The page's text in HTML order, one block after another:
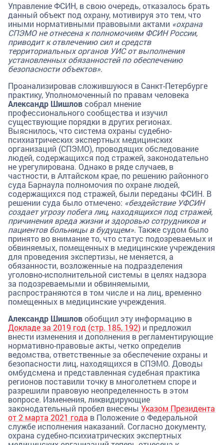
Управление ФСИН, в свою очередь, отказалось брать
данный объект под охрану, мотивируя это тем, что
иными нормативными правовыми актами «охрана
СПЭМО не отнесена к полномочиям ФСИН России,
приводит к отвлечению сил и средств
территориальных органов УИС от выполнения
установленных обязанностей по обеспечению
безопасности объектов».
Проанализировав сложившуюся в Санкт-Петербурге
практику, Уполномоченный по правам человека
Александр Шишловсобрал мнение
профессионального сообщества и изучил
существующие порядки в других регионах.
Выяснилось, что система охраны судебно-
психиатрических экспертных медицинских
организаций (СПЭМО), проводящих обследование
людей, содержащихся под стражей, законодательно
не урегулирована. Однако в ряде случаев, в
частности, в Алтайском крае, по решению районного
суда Барнаула полномочия по охране людей,
содержащихся под стражей, были переданы ФСИН. В
решении суда было отмечено: «бездействие УФСИН
создает угрозу побега лиц, находящихся под стражей,
причинения вреда жизни и здоровью сотрудников и
пациентов больницы в будущем». Также судом было
принято во внимание то, что статус подозреваемых и
обвиняемых, помещенных в медицинские учреждения
для проведения экспертизы, не меняется, а
обязанности, возложенные на подразделения
уголовно-исполнительной системы в целях надзора
за подозреваемыми и обвиняемыми,
распространяются в том числе и на лиц, временно
помещенных в медицинские учреждения.
Александр Шишловобобщил эту информацию в
Докладе за 2019 год (стр. 185, 192) и предложил
внести изменения и дополнения в регламентирующие
нормативно-правовые акты, четко определив
ведомства, ответственные за обеспечение охраны и
безопасности лиц, находящихся в СПЭМО. Доводы
омбудсмена и представленная судебная практика
регионов поставили точку в многолетнем споре и
разрешили правовую неопределенность в этом
вопросе. Изменения, ликвидирующие
законодательный пробел внесены Указом Президента
от 2 марта 2021 года в Положение о Федеральной
службе исполнения наказаний. Согласно документу,
охрана судебно-психиатрических экспертных